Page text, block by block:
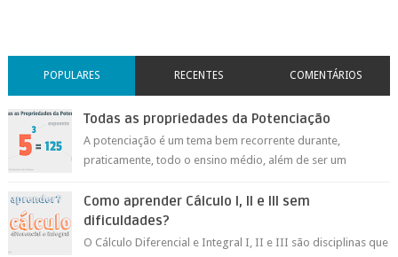
POPULARES RECENTES COMENTÁRIOS
Todas as propriedades da Potenciação
A potenciação é um tema bem recorrente durante,
praticamente, todo o ensino médio, além de ser um
Como aprender Cálculo I, II e III sem
dificuldades?
O Cálculo Diferencial e Integral I, II e III são disciplinas que